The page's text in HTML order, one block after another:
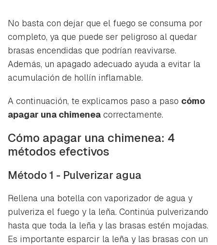
No basta con dejar que el fuego se consuma por
completo, ya que puede ser peligroso al quedar
brasas encendidas que podrían reavivarse.
Además, un apagado adecuado ayuda a evitar la
acumulación de hollín inflamable.
A continuación, te explicamos paso a paso cómo
apagar una chimenea correctamente.
Cómo apagar una chimenea: 4
métodos efectivos
Método 1 - Pulverizar agua
Rellena una botella con vaporizador de agua y
pulveriza el fuego y la leña. Continúa pulverizando
hasta que toda la leña y las brasas estén mojadas.
Es importante esparcir la leña y las brasas con un